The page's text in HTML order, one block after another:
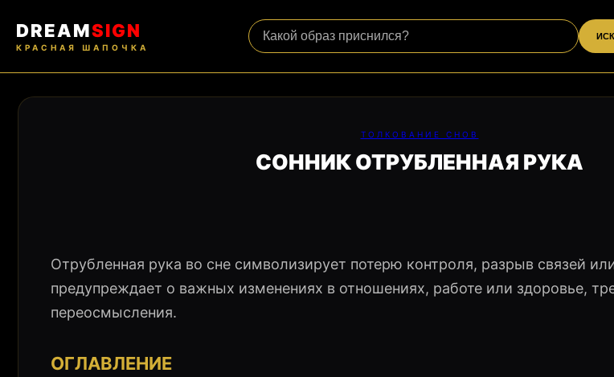
DREAMSIGN
КРАСНАЯ ШАПОЧКА
ТОЛКОВАНИЕ СНОВ
СОННИК ОТРУБЛЕННАЯ РУКА
Отрубленная рука во сне символизирует потерю контроля, разрыв связей
предупреждает о важных изменениях в отношениях, работе или здоровье,
переосмысления.
ОГЛАВЛЕНИЕ